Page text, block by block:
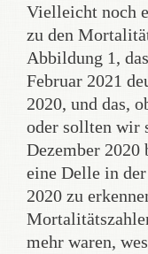
Vielleicht noch
zu den
Abbildung 1,
Februar 2021
2020, und das,
oder sollten wir
Dezember 2020
eine Delle in
2020 zu
mehr waren,